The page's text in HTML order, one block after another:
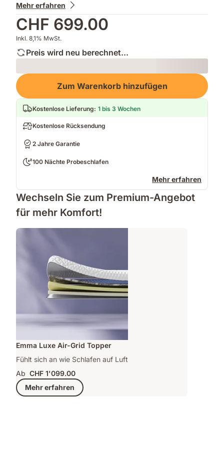
Mehr erfahren
CHF 699.00
Inkl. 8,1% MwSt.
Preis wird neu berechnet...
Loading
Zum Warenkorb hinzufügen
Kostenlose Lieferung: 1 bis 3 Wochen
Kostenlose Rücksendung
2 Jahre Garantie
100 Nächte Probeschlafen
Mehr erfahren
Wechseln Sie zum Premium-Angebot
für mehr Komfort!
Emma Luxe Air-Grid Topper
Fühlt sich an wie Schlafen auf Luft
Ab CHF 1'099.00
Mehr erfahren